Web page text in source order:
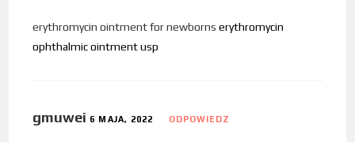
erythromycin ointment for newborns erythromycin
ophthalmic ointment usp
gmuwei 6 MAJA, 2022 ODPOWIEDZ